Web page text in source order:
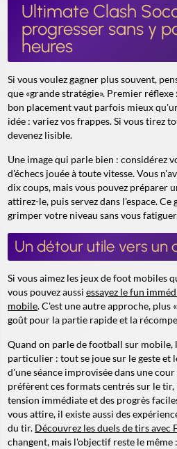
Ultimate Clash
progresser sans y
heures
Si vous voulez gagner plus souvent,
que «grande stratégie». Premier réflexe
bon placement vaut parfois mieux
idée : variez vos frappes. Si vous tirez
devenez lisible.
Une image qui parle bien : considérez
d'échecs jouée à toute vitesse. Vous
dix coups, mais vous pouvez préparer
attirez-le, puis servez dans l'espace.
grimper votre niveau sans vous
Un détour utile vers un
Si vous aimez les jeux de foot mobiles
vous pouvez aussi essayez le fun
mobile. C'est une autre approche, plus
goût pour la partie rapide et la
Quand on parle de football sur mobile,
particulier : tout se joue sur le geste et
d'une séance improvisée dans une
préfèrent ces formats centrés sur le
tension immédiate et des progrès
vous attire, il existe aussi des
du tir. Découvrez les duels de tirs avec
changent, mais l'objectif reste le